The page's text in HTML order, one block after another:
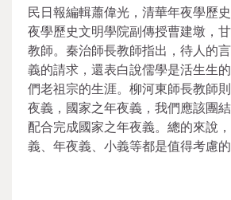
民日報編輯蕭偉光，清華年夜學歷
夜學歷史文明學院副傳授曹建墩，
教師。秦治師長教師指出，待人的
義的請求，還表白說儒學是活生生的
們老祖宗的生涯。柳河東師長教師
夜義，國家之年夜義，我們應該團結
配合完成國家之年夜義。總的來說
義、年夜義、小義等都是值得考慮的